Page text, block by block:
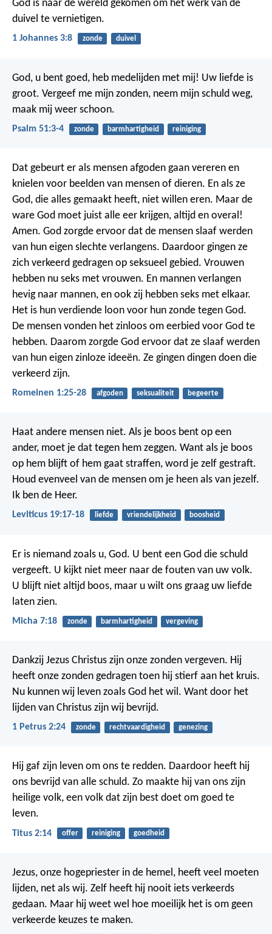
God is naar de wereld gekomen om het werk van de
duivel te vernietigen.
1 Johannes 3:8 zonde duivel
God, u bent goed, heb medelijden met mij! Uw liefde is
groot. Vergeef me mijn zonden, neem mijn schuld weg,
maak mij weer schoon.
Psalm 51:3-4 zonde barmhartigheid reiniging
Dat gebeurt er als mensen afgoden gaan vereren en
knielen voor beelden van mensen of dieren. En als ze
God, die alles gemaakt heeft, niet willen eren. Maar de
ware God moet juist alle eer krijgen, altijd en overal!
Amen. God zorgde ervoor dat de mensen slaaf werden
van hun eigen slechte verlangens. Daardoor gingen ze
zich verkeerd gedragen op seksueel gebied. Vrouwen
hebben nu seks met vrouwen. En mannen verlangen
hevig naar mannen, en ook zij hebben seks met elkaar.
Het is hun verdiende loon voor hun zonde tegen God.
De mensen vonden het zinloos om eerbied voor God te
hebben. Daarom zorgde God ervoor dat ze slaaf werden
van hun eigen zinloze ideeën. Ze gingen dingen doen die
verkeerd zijn.
Romeinen 1:25-28 afgoden seksualiteit begeerte
Haat andere mensen niet. Als je boos bent op een
ander, moet je dat tegen hem zeggen. Want als je boos
op hem blijft of hem gaat straffen, word je zelf gestraft.
Houd evenveel van de mensen om je heen als van jezelf.
Ik ben de Heer.
Leviticus 19:17-18 liefde vriendelijkheid boosheid
Er is niemand zoals u, God. U bent een God die schuld
vergeeft. U kijkt niet meer naar de fouten van uw volk.
U blijft niet altijd boos, maar u wilt ons graag uw liefde
laten zien.
Micha 7:18 zonde barmhartigheid vergeving
Dankzij Jezus Christus zijn onze zonden vergeven. Hij
heeft onze zonden gedragen toen hij stierf aan het kruis.
Nu kunnen wij leven zoals God het wil. Want door het
lijden van Christus zijn wij bevrijd.
1 Petrus 2:24 zonde rechtvaardigheid genezing
Hij gaf zijn leven om ons te redden. Daardoor heeft hij
ons bevrijd van alle schuld. Zo maakte hij van ons zijn
heilige volk, een volk dat zijn best doet om goed te
leven.
Titus 2:14 offer reiniging goedheid
Jezus, onze hogepriester in de hemel, heeft veel moeten
lijden, net als wij. Zelf heeft hij nooit iets verkeerds
gedaan. Maar hij weet wel hoe moeilijk het is om geen
verkeerde keuzes te maken.